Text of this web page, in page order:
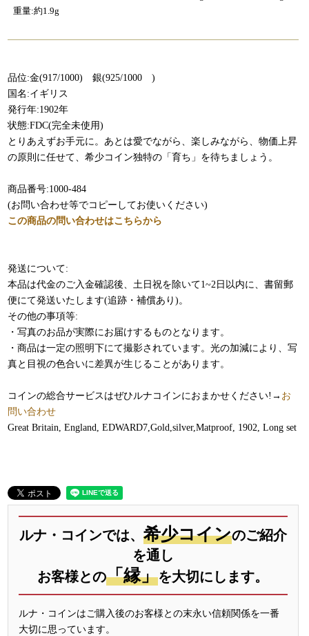
重量:約1.9g
品位:金(917/1000) 銀(925/1000 )
国名:イギリス
発行年:1902年
状態:FDC(完全未使用)
とりあえずお手元に。あとは愛でながら、楽しみながら、物価上昇
の原則に任せて、希少コイン独特の「育ち」を待ちましょう​。
商品番号:1000-484
(お問い合わせ等でコピーしてお使いください)
この商品の問い合わせはこちらから
発送について:
本品は代金のご入金確認後、土日祝を除いて1~2日以内に、書留郵
便にて発送いたします(追跡・補償あり)。
その他の事項等:
・写真のお品が実際にお届けするものとなります。
・商品は一定の照明下にて撮影されています。光の加減により、写
真と目視の色合いに差異が生じることがあります。
コインの総合サービスはぜひルナコインにおまかせください!→ お
問い合わせ
Great Britain, England, EDWARD7,Gold,silver,Matproof, 1902, Long set
ルナ・コインでは、 希少コインのご紹介
を通し
お客様との「縁」を大切にします。
ルナ・コインはご購入後のお客様との末永い信頼関係を一番
大切に思っています。